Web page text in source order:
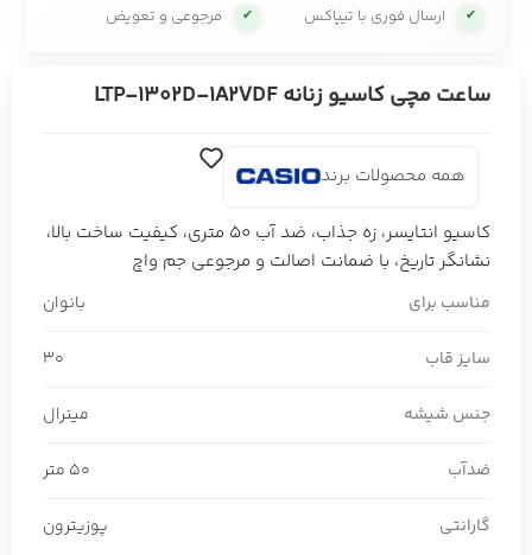
✔ ارسال فوری با تیپاکس ✔ مرجوعی و تعویض
ساعت مچی کاسیو زنانه LTP-1302D-1A2VDF
همه محصولات برند
کاسیو انتایسر، زه جذاب، ضد آب 50 متری، کیفیت ساخت بالا،
نشانگر تاریخ، با ضمانت اصالت و مرجوعی جم واچ
مناسب برای بانوان
سایز قاب 30
جنس شیشه مینرال
ضدآب 50 متر
گارانتی پوزیترون